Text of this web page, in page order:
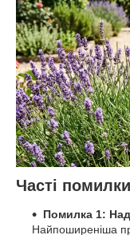
Часті
Помилка 1:
Найпоширеніша